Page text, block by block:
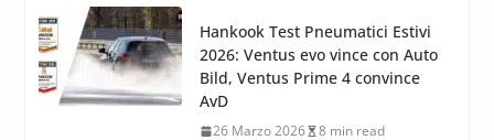
Test Gomme 2026 Tyre Reviews:
i Migliori pneumatici estivi
sportivi a confronto